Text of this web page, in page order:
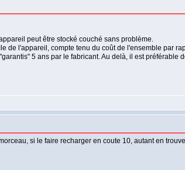
peut être stocké couché sans problème.
de l'appareil, compte tenu du coût de l'ensemble par
5 ans par le fabricant. Au delà, il est préférable
si le faire recharger en coute 10, autant en